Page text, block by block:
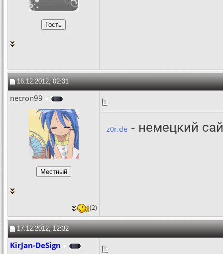
16.12.2012, 02:31
necron99
z0r.de - немецкий
(2)
17.12.2012, 12:32
KirJan-DeSign